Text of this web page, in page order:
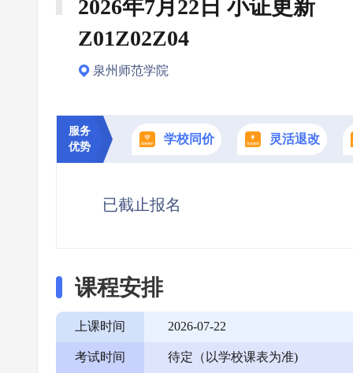
2026年7月22日 小证更新
Z01Z02Z04
泉州师范学院
服务
优势
学校同价 灵活退改
已截止报名
课程安排
上课时间 2026-07-22
考试时间 待定（以学校课表为准)